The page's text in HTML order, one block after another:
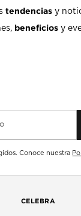
tendencias y
beneficios y
Conoce nuestra
CELEBRA